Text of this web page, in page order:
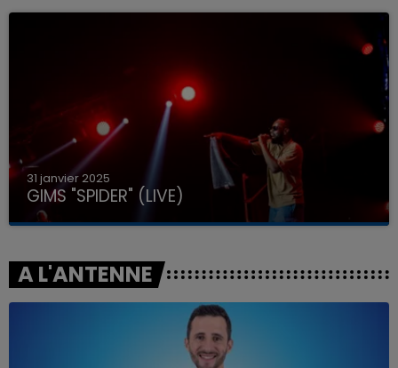
31 janvier 2025
GIMS "SPIDER" (LIVE)
A L'ANTENNE